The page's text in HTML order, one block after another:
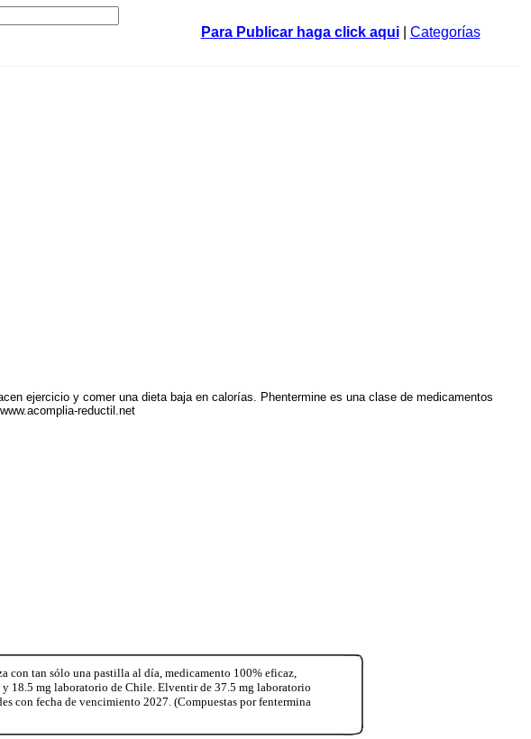
Para Publicar haga click aqui| Categorías
ejercicio y comer una dieta baja en calorías. Phentermine es una clase de medicamentos
reductil.net
con tan sólo una pastilla al día, medicamento 100% eficaz,
18.5 mg laboratorio de Chile. Elventir de 37.5 mg laboratorio
con fecha de vencimiento 2027. (Compuestas por fentermina